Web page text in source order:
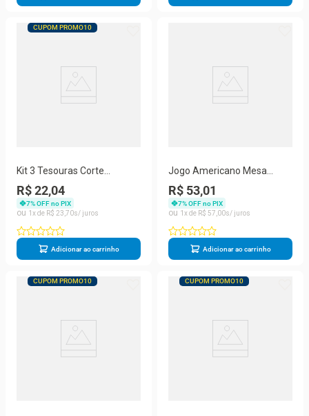
CUPOM PROMO10
Kit 3 Tesouras Corte
Artesanato Costura Cozinha
Aço Inox
R$ 22,04
7% OFF no PIX
1
R$ 23 70
Adicionar ao carrinho
Jogo Americano Mesa
Posta Jantar Sousplat
Trama 6 und Marrom
R$ 53,01
7% OFF no PIX
1
R$ 57 00
Adicionar ao carrinho
CUPOM PROMO10 CUPOM PROMO10